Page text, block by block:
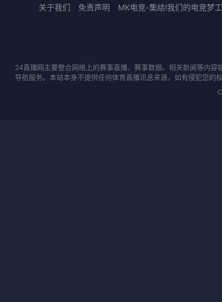
关于我们 免责声明 MK电竞-集结!我们的电竞梦
24直播网主要整合网络上的赛事直播、赛事数据、相关新闻等内
导航服务。本站本身不提供任何体育直播讯息来源，如有侵犯您的